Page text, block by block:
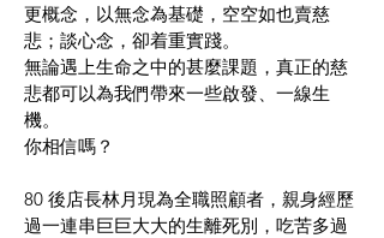
更概念，以無念為基礎，空空如也賣慈
悲；談心念，卻着重實踐。
無論遇上生命之中的甚麼課題，真正的慈
悲都可以為我們帶來一些啟發、一線生
機。
你相信嗎？
80 後店長林月現為全職照顧者，親身經歷
過一連串巨巨大大的生離死別，吃苦多過